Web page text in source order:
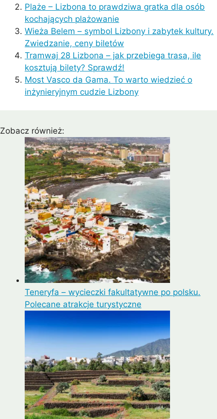
Plaże – Lizbona to prawdziwa gratka dla osób
kochających plażowanie
Wieża Belem – symbol Lizbony i zabytek kultury.
Zwiedzanie, ceny biletów
Tramwaj 28 Lizbona – jak przebiega trasa, ile
kosztują bilety? Sprawdź!
Most Vasco da Gama. To warto wiedzieć o
inżynieryjnym cudzie Lizbony
Zobacz również:
Teneryfa – wycieczki fakultatywne po polsku.
Polecane atrakcje turystyczne